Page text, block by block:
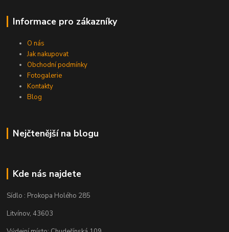
Informace pro zákazníky
O nás
Jak nakupovat
Obchodní podmínky
Fotogalerie
Kontakty
Blog
Nejčtenější na blogu
Kde nás najdete
Sídlo : Prokopa Holého 285
Litvínov, 43603